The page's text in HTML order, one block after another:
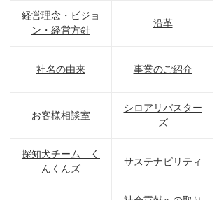
経営理念・ビジョ
ン・経営方針
沿革
社名の由来 事業のご紹介
お客様相談室
シロアリバスター
ズ
探知犬チーム く
んくんズ
サステナビリティ